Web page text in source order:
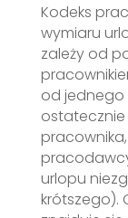
Kodeks
wymiaru
zależy od
od jednego
ostatecznie
urlopu
krótszego).